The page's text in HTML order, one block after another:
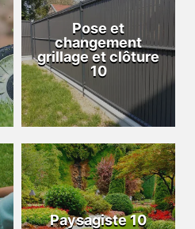
Pose et
changement
grillage et clôture
10
Paysagiste 10